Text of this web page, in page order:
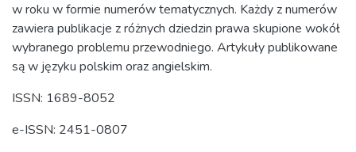
w roku w formie numerów tematycznych. Każdy z numerów
zawiera publikacje z różnych dziedzin prawa skupione wokół
wybranego problemu przewodniego. Artykuły publikowane
są w języku polskim oraz angielskim.
ISSN: 1689-8052
e-ISSN: 2451-0807